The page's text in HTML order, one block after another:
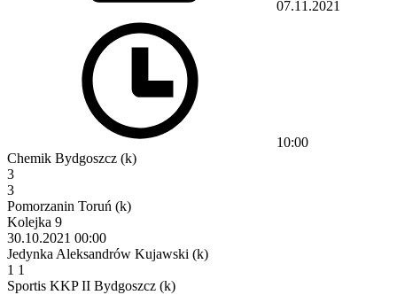
07.11.2021
10:00
Chemik Bydgoszcz (k)
3
3
Pomorzanin Toruń (k)
Kolejka 9
30.10.2021 00:00
Jedynka Aleksandrów Kujawski (k)
1 1
Sportis KKP II Bydgoszcz (k)